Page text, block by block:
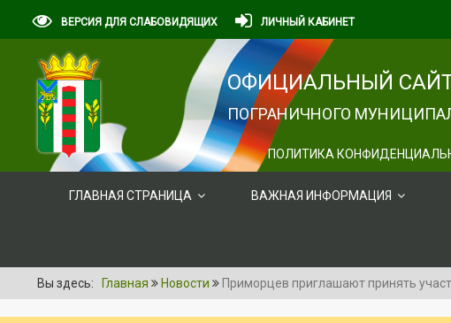
ВЕРСИЯ ДЛЯ СЛАБОВИДЯЩИХ ЛИЧНЫЙ КАБИНЕТ
ОФИЦИАЛЬНЫЙ
ПОГРАНИЧНОГО
ПОЛИТИКА
ГЛАВНАЯ СТРАНИЦА ВАЖНАЯ ИНФОРМАЦИЯ
Вы здесь: Главная Новости Приморцев приглашают принять